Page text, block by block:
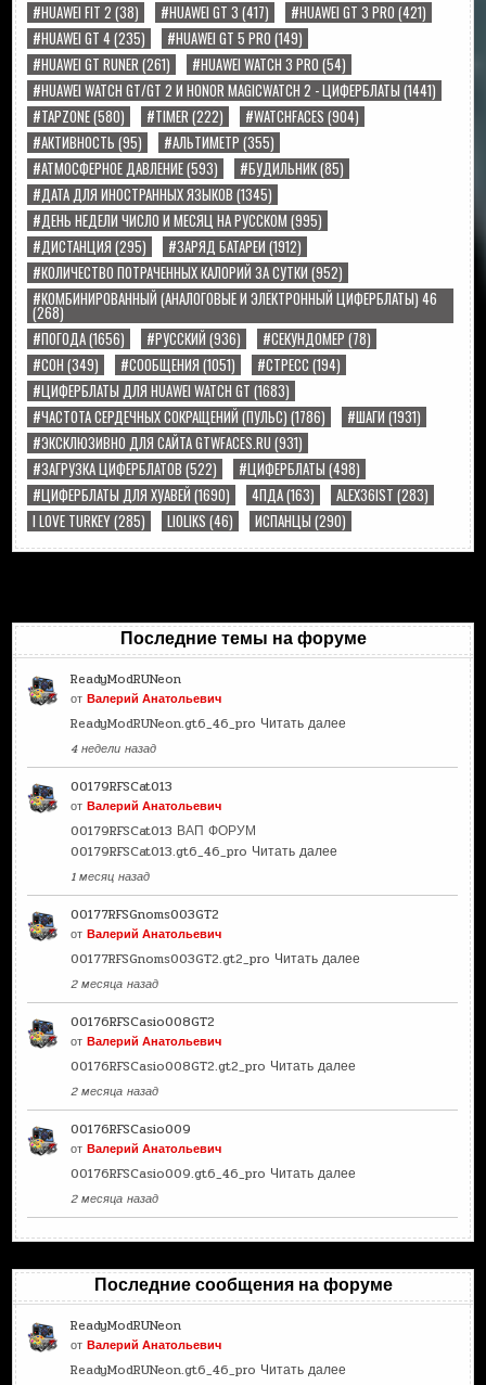
#HUAWEI FIT 2 (38) #HUAWEI GT 3 (417) #HUAWEI GT 3 PRO (421)
#HUAWEI GT 4(235) #HUAWEI GT 5 PRO (149)
#HUAWEI GT RUNER(261) #HUAWEI WATCH 3 PRO (54)
#HUAWEI WATCH GT/GT 2 И HONOR MAGICWATCH 2 - ЦИФЕРБЛАТЫ (1441)
#TAPZONE(580) #TIMER(222) #WATCHFACES (904)
#АКТИВНОСТЬ (95) #АЛЬТИМЕТР (355)
#АТМОСФЕРНОЕ ДАВЛЕНИЕ(593) #БУДИЛЬНИК(85)
#ДАТА ДЛЯ ИНОСТРАННЫХ ЯЗЫКОВ (1345)
#ДЕНЬ НЕДЕЛИ ЧИСЛО И МЕСЯЦ НА РУССКОМ (995)
#ДИСТАНЦИЯ (295) #ЗАРЯД БАТАРЕИ (1912)
#КОЛИЧЕСТВО ПОТРАЧЕННЫХ КАЛОРИЙ ЗА СУТКИ (952)
#КОМБИНИРОВАННЫЙ (АНАЛОГОВЫЕ И ЭЛЕКТРОННЫЙ ЦИФЕРБЛАТЫ) 46
(268)
#ПОГОДА(1656) #РУССКИЙ (936) #СЕКУНДОМЕР (78)
#СОН (349) #СООБЩЕНИЯ (1051) #СТРЕСС (194)
#ЦИФЕРБЛАТЫ ДЛЯ HUAWEI WATCH GT (1683)
#ЧАСТОТА СЕРДЕЧНЫХ СОКРАЩЕНИЙ (ПУЛЬС) (1786) #ШАГИ (1931)
#ЭКСКЛЮЗИВНО ДЛЯ САЙТА GTWFACES.RU (931)
#ЗАГРУЗКА ЦИФЕРБЛАТОВ (522) #ЦИФЕРБЛАТЫ (498)
#ЦИФЕРБЛАТЫ ДЛЯ ХУАВЕЙ (1690) 4ПДА(163) ALEX36IST (283)
I LOVE TURKEY(285) LIOLIKS (46) ИСПАНЦЫ (290)
Последние темы на форуме
ReadyModRUNeon
отВалерий Анатольевич
ReadyModRUNeon.gt6_46_pro Читать далее
4 недели назад
00179RFSCat013
отВалерий Анатольевич
00179RFSCat013 ВАП ФОРУМ
00179RFSCat013.gt6_46_pro Читать далее
1 месяц назад
00177RFSGnoms003GT2
отВалерий Анатольевич
00177RFSGnoms003GT2.gt2_pro Читать далее
2 месяца назад
00176RFSCasio008GT2
отВалерий Анатольевич
00176RFSCasio008GT2.gt2_pro Читать далее
2 месяца назад
00176RFSCasio009
отВалерий Анатольевич
00176RFSCasio009.gt6_46_pro Читать далее
2 месяца назад
Последние сообщения на форуме
ReadyModRUNeon
отВалерий Анатольевич
ReadyModRUNeon.gt6_46_pro Читать далее